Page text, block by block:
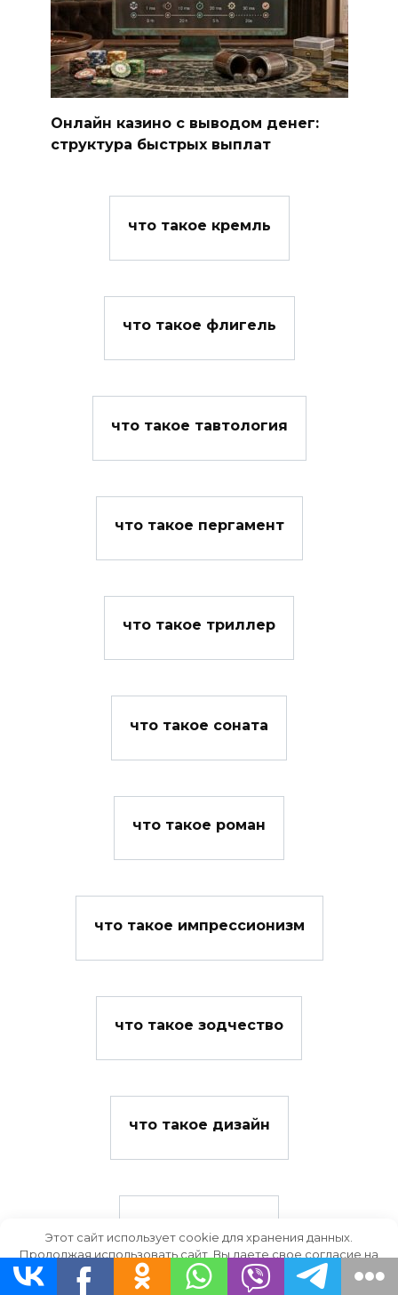
Онлайн казино с выводом денег:
структура быстрых выплат
что такое кремль
что такое флигель
что такое тавтология
что такое пергамент
что такое триллер
что такое соната
что такое роман
что такое импрессионизм
что такое зодчество
что такое дизайн
Этот сайт использует cookie для хранения данных.
Продолжая использовать сайт, Вы даете свое согласие на
работу с этими файлами.
OK